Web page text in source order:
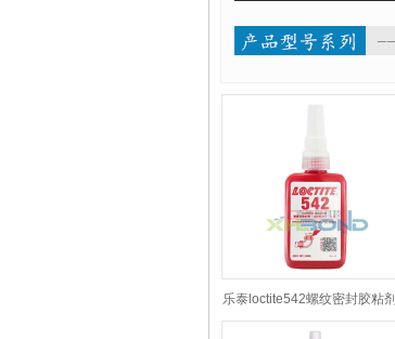
乐泰loctite542螺纹密封胶粘剂